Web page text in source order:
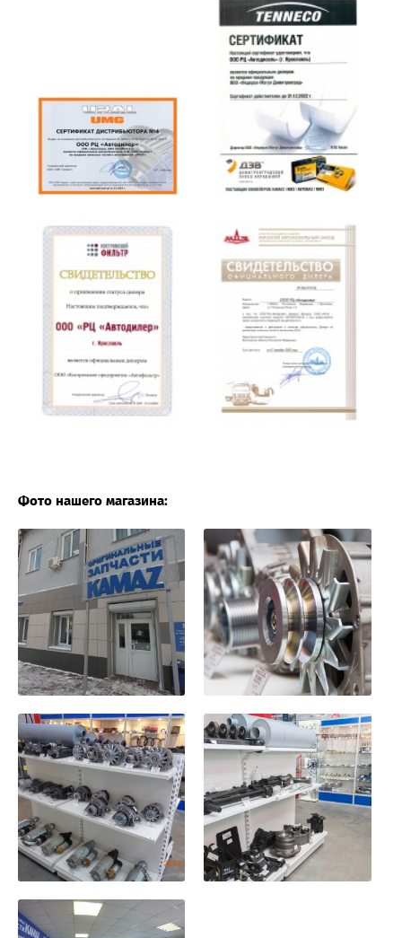
Фото нашего магазина: